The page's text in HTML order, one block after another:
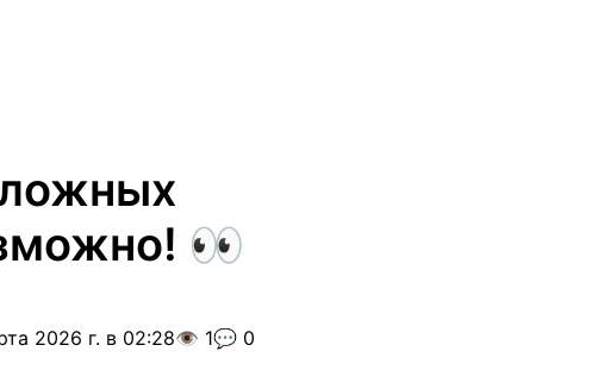
👀
2026 г. в 02:28👁️ 1💬 0